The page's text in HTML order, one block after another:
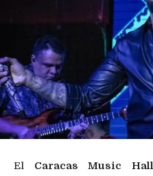
El Caracas Music Hall